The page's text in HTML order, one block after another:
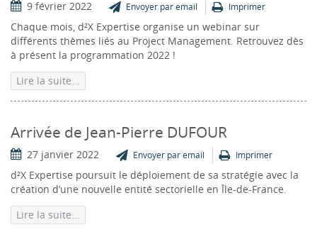
9 février 2022 Envoyer par email Imprimer
Chaque mois, d²X Expertise organise un webinar sur
différents thèmes liés au Project Management. Retrouvez dès
à présent la programmation 2022 !
Lire la suite...
Arrivée de Jean-Pierre DUFOUR
27 janvier 2022 Envoyer par email Imprimer
d²X Expertise poursuit le déploiement de sa stratégie avec la
création d’une nouvelle entité sectorielle en Île-de-France.
Lire la suite...